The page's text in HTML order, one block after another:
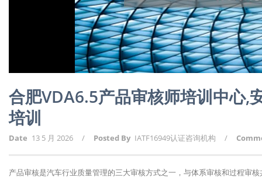
合肥VDA6.5产品审核师培训中心,
培训
Date 13 5 月 2026 / Posted By IATF16949认证咨询机构 /
产品审核是汽车行业质量管理的三大审核方式之一，与体系审核和过程审核